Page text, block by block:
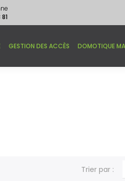
GESTION DES ACCÈS DOMOTIQUE
Trier par :